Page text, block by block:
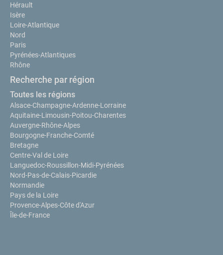
Hérault
Isère
Loire-Atlantique
Nord
Paris
Pyrénées-Atlantiques
Rhône
Recherche par région
Toutes les régions
Alsace-Champagne-Ardenne-Lorraine
Aquitaine-Limousin-Poitou-Charentes
Auvergne-Rhône-Alpes
Bourgogne-Franche-Comté
Bretagne
Centre-Val de Loire
Languedoc-Roussillon-Midi-Pyrénées
Nord-Pas-de-Calais-Picardie
Normandie
Pays de la Loire
Provence-Alpes-Côte d'Azur
Île-de-France